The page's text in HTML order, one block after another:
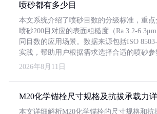
喷砂都有多少目
本文系统介绍了喷砂目数的分级标准，重
喷砂200目对应的表面粗糙度（Ra 3.2-
同目数的应用场景。数据来源包括ISO
实践，帮助用户根据需求选择合适的喷砂参
2026年8月11日
M20化学锚栓尺寸规格及抗拔承载力
本文详细解析M20化学锚栓的尺寸规格和抗